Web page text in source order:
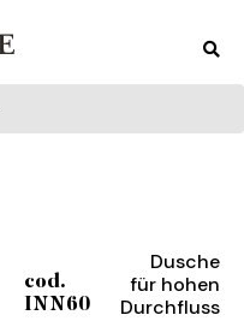
cod.
INN60
Dusche
für hohen
Durchfluss